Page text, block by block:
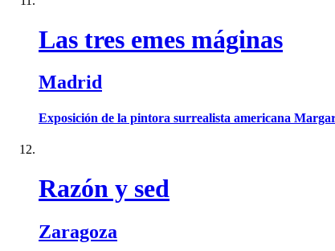
Las tres emes máginas
Madrid
Exposición de la pintora surrealista americana
Razón y sed
Zaragoza